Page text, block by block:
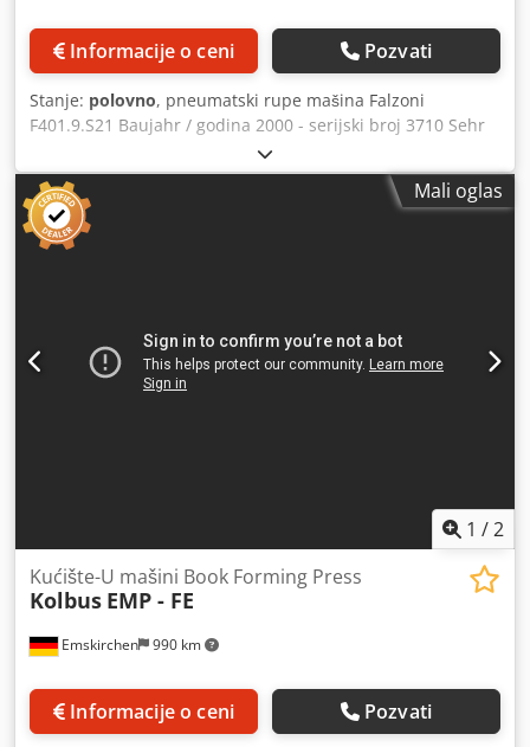
Informacije o ceni Pozvati
Stanje: polovno, pneumatski rupe mašina Falzoni
F401.9.S21 Baujahr / godina 2000 - serijski broj 3710 Sehr
guter Zustand / vrlo dobro stanje Crsdpfxjv Azt Ej Ap Asf
Online video inspekcija od strane VhatsApp-a - MS Zoom -
Telegram Na lageru Emskirchen / Nürnberg - Dostupno
odmah - Može se testirati
Mali oglas
1 /2
Emskirchen 990 km
Kućište-U mašini Book Forming Press
Kolbus EMP - FE
Informacije o ceni Pozvati